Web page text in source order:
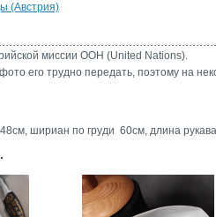
(Австрия)
миссии ООН (United Nations).
его трудно передать, поэтому на
шириан по груди 60см, длина